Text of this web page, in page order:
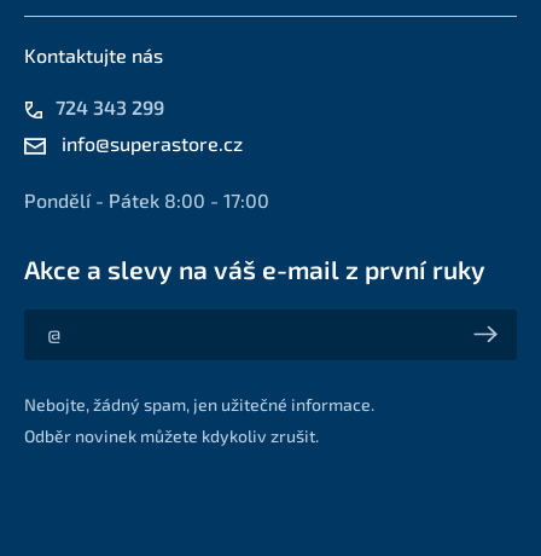
Kontaktujte nás
724 343 299
info@superastore.cz
Pondělí - Pátek 8:00 - 17:00
Akce a slevy na váš e-mail z první ruky
Akce a slevy na váš e-mail z první ruky
Nebojte, žádný spam, jen užitečné informace.
Odběr novinek můžete kdykoliv zrušit.